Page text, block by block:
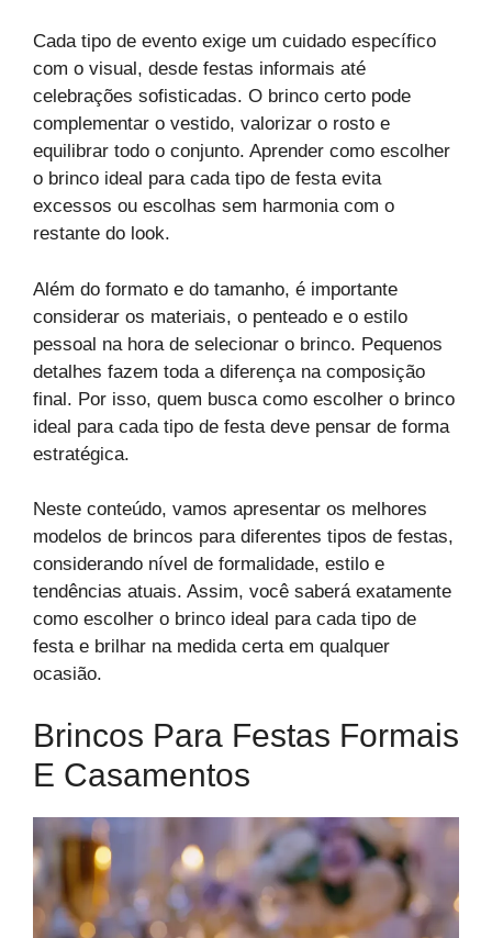
Cada tipo de evento exige um cuidado específico
com o visual, desde festas informais até
celebrações sofisticadas. O brinco certo pode
complementar o vestido, valorizar o rosto e
equilibrar todo o conjunto. Aprender como escolher
o brinco ideal para cada tipo de festa evita
excessos ou escolhas sem harmonia com o
restante do look.
Além do formato e do tamanho, é importante
considerar os materiais, o penteado e o estilo
pessoal na hora de selecionar o brinco. Pequenos
detalhes fazem toda a diferença na composição
final. Por isso, quem busca como escolher o brinco
ideal para cada tipo de festa deve pensar de forma
estratégica.
Neste conteúdo, vamos apresentar os melhores
modelos de brincos para diferentes tipos de festas,
considerando nível de formalidade, estilo e
tendências atuais. Assim, você saberá exatamente
como escolher o brinco ideal para cada tipo de
festa e brilhar na medida certa em qualquer
ocasião.
Brincos Para Festas Formais
E Casamentos